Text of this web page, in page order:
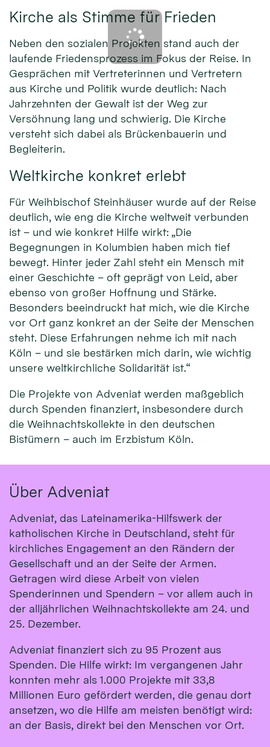
Kirche als Stimme für Frieden
Neben den sozialen Projekten stand auch der
laufende Friedensprozess im Fokus der Reise. In
Gesprächen mit Vertreterinnen und Vertretern
aus Kirche und Politik wurde deutlich: Nach
Jahrzehnten der Gewalt ist der Weg zur
Versöhnung lang und schwierig. Die Kirche
versteht sich dabei als Brückenbauerin und
Begleiterin.
Weltkirche konkret erlebt
Für Weihbischof Steinhäuser wurde auf der Reise
deutlich, wie eng die Kirche weltweit verbunden
ist – und wie konkret Hilfe wirkt: „Die
Begegnungen in Kolumbien haben mich tief
bewegt. Hinter jeder Zahl steht ein Mensch mit
einer Geschichte – oft geprägt von Leid, aber
ebenso von großer Hoffnung und Stärke.
Besonders beeindruckt hat mich, wie die Kirche
vor Ort ganz konkret an der Seite der Menschen
steht. Diese Erfahrungen nehme ich mit nach
Köln – und sie bestärken mich darin, wie wichtig
unsere weltkirchliche Solidarität ist.“
Die Projekte von Adveniat werden maßgeblich
durch Spenden finanziert, insbesondere durch
die Weihnachtskollekte in den deutschen
Bistümern – auch im Erzbistum Köln.
Über Adveniat
Adveniat, das Lateinamerika-Hilfswerk der
katholischen Kirche in Deutschland, steht für
kirchliches Engagement an den Rändern der
Gesellschaft und an der Seite der Armen.
Getragen wird diese Arbeit von vielen
Spenderinnen und Spendern – vor allem auch in
der alljährlichen Weihnachtskollekte am 24. und
25. Dezember.
Adveniat finanziert sich zu 95 Prozent aus
Spenden. Die Hilfe wirkt: Im vergangenen Jahr
konnten mehr als 1.000 Projekte mit 33,8
Millionen Euro gefördert werden, die genau dort
ansetzen, wo die Hilfe am meisten benötigt wird:
an der Basis, direkt bei den Menschen vor Ort.